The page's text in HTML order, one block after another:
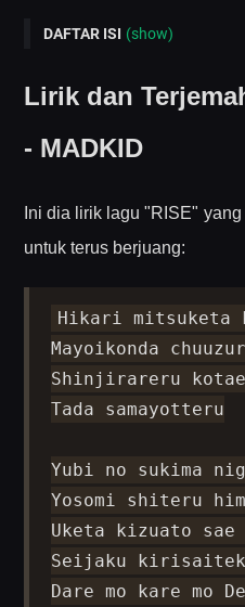
DAFTAR ISI (show)
Makna di Balik Lagu
Pesan Pantang
Lirik dan
- MADKID
Ini dia lirik lagu "RISE"
untuk terus berjuang:
Hikari mitsuketa
Mayoikonda
Shinjirareru kotae
Tada samayotteru
Yubi no sukima
Yosomi shiteru
Uketa kizuato
Seijaku
Dare mo kare mo